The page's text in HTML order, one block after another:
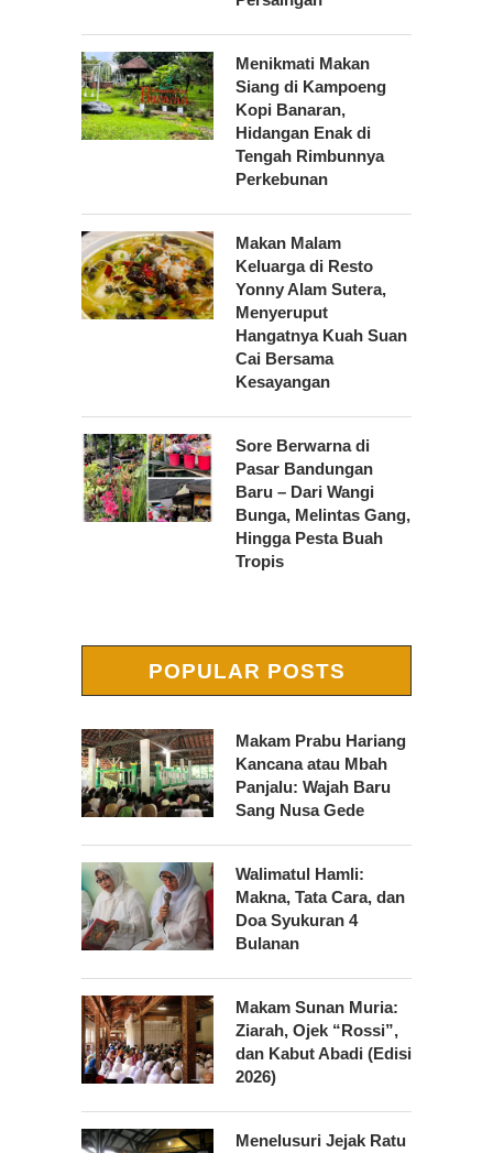
Menikmati Makan
Siang di Kampoeng
Kopi Banaran,
Hidangan Enak di
Tengah Rimbunnya
Perkebunan
Makan Malam
Keluarga di Resto
Yonny Alam Sutera,
Menyeruput
Hangatnya Kuah Suan
Cai Bersama
Kesayangan
Sore Berwarna di
Pasar Bandungan
Baru – Dari Wangi
Bunga, Melintas Gang,
Hingga Pesta Buah
Tropis
POPULAR POSTS
Makam Prabu Hariang
Kancana atau Mbah
Panjalu: Wajah Baru
Sang Nusa Gede
Walimatul Hamli:
Makna, Tata Cara, dan
Doa Syukuran 4
Bulanan
Makam Sunan Muria:
Ziarah, Ojek “Rossi”,
dan Kabut Abadi (Edisi
2026)
Menelusuri Jejak Ratu